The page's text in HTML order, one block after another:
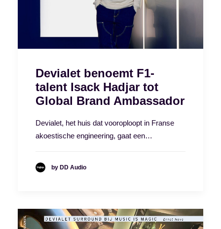
Devialet benoemt F1-
talent Isack Hadjar tot
Global Brand Ambassador
Devialet, het huis dat vooroploopt in Franse
akoestische engineering, gaat een…
by DD Audio